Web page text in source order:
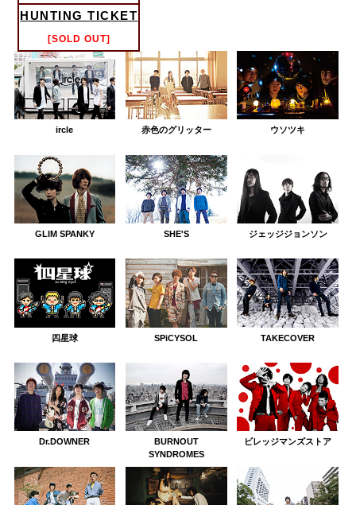
HUNTING TICKET
[SOLD OUT]
ARTIST
ircle 赤色のグリッター ウソツキ
GLIM SPANKY SHE'S ジェッジジョンソン
四星球 SPiCYSOL TAKECOVER
Dr.DOWNER
BURNOUT
SYNDROMES
ビレッジマンズストア